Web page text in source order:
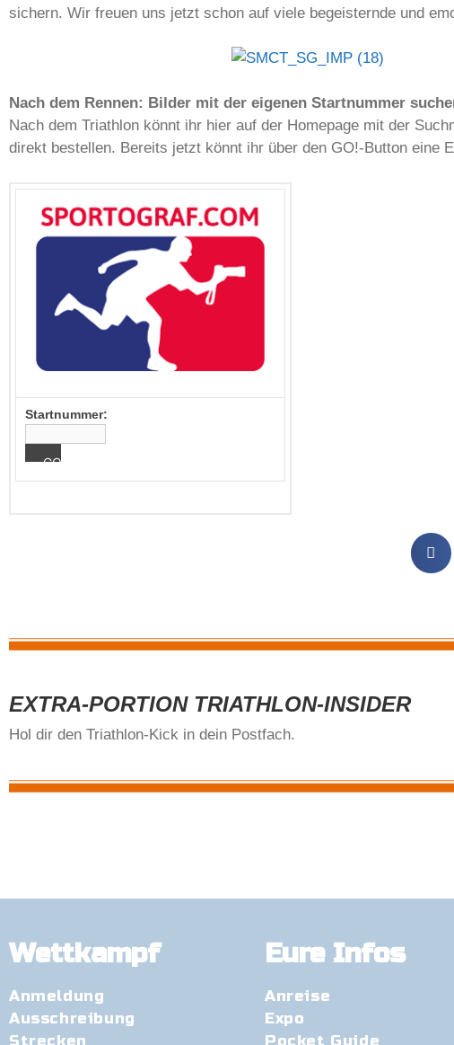
sichern. Wir freuen uns jetzt schon auf viele begeisternde und
Nach dem Rennen: Bilder mit der eigenen Startnummer
Nach dem Triathlon könnt ihr hier auf der Homepage mit der
direkt bestellen. Bereits jetzt könnt ihr über den GO!-Button eine
Startnummer:
EXTRA-PORTION TRIATHLON-INSIDER
Hol dir den Triathlon-Kick in dein Postfach.
Wettkampf
Anmeldung
Ausschreibung
Strecken
Eure Infos
Anreise
Expo
Pocket Guide